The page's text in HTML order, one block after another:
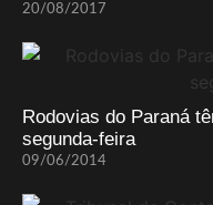
20/08/2017
Rodovias do Paraná
segunda-feira
09/06/2014